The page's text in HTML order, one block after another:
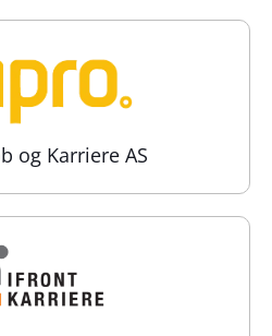
og Karriere AS